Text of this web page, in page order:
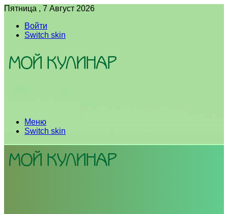
Пятница , 7 Август 2026
Войти
Switch skin
Меню
Switch skin